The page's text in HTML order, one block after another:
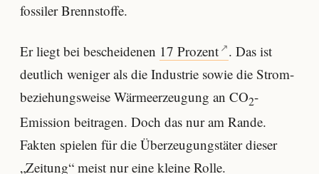
fossiler Brennstoffe.
Er liegt bei bescheidenen 17 Prozent . Das ist
deutlich weniger als die Industrie sowie die Strom-
beziehungsweise Wärmeerzeugung an CO2-
Emission beitragen. Doch das nur am Rande.
Fakten spielen für die Überzeugungstäter dieser
„Zeitung“ meist nur eine kleine Rolle.